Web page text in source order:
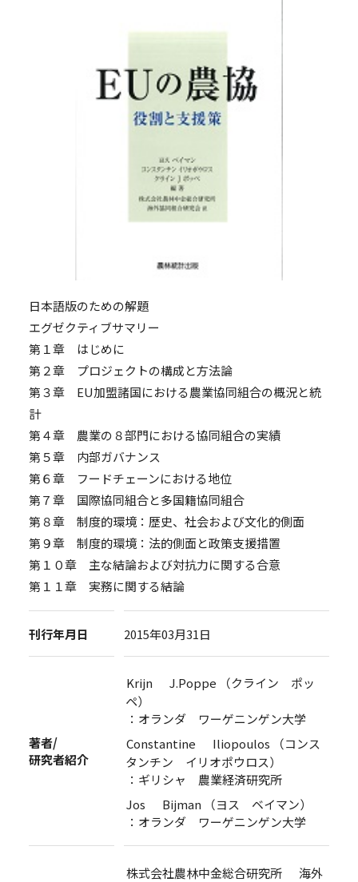
日本語版のための解題
エグゼクティブサマリー
第１章 はじめに
第２章 プロジェクトの構成と方法論
第３章 EU加盟諸国における農業協同組合の概況と統
計
第４章 農業の８部門における協同組合の実績
第５章 内部ガバナンス
第６章 フードチェーンにおける地位
第７章 国際協同組合と多国籍協同組合
第８章 制度的環境：歴史、社会および文化的側面
第９章 制度的環境：法的側面と政策支援措置
第１０章 主な結論および対抗力に関する合意
第１１章 実務に関する結論
刊行年月日 2015年03月31日
著者/
研究者紹介
Krijn J.Poppe （クライン ポッ
ペ）
：オランダ ワーゲニンゲン大学
Constantine Iliopoulos （コンス
タンチン イリオポウロス）
：ギリシャ 農業経済研究所
Jos Bijman （ヨス ベイマン）
：オランダ ワーゲニンゲン大学
株式会社農林中金総合研究所 海外